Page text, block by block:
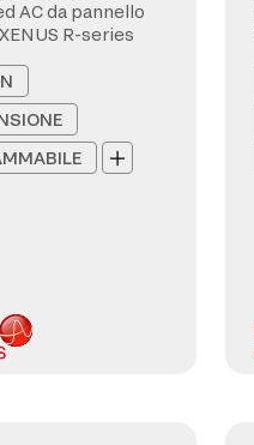
AC da pannello
R-series